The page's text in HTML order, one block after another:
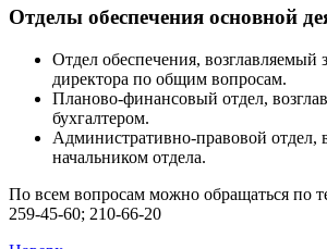
Отделы обеспечения основной
Отдел обеспечения, возглавляемый
директора по общим вопросам.
Планово-финансовый отдел,
бухгалтером.
Административно-правовой отдел,
начальником отдела.
По всем вопросам можно обращаться по
259-45-60; 210-66-20